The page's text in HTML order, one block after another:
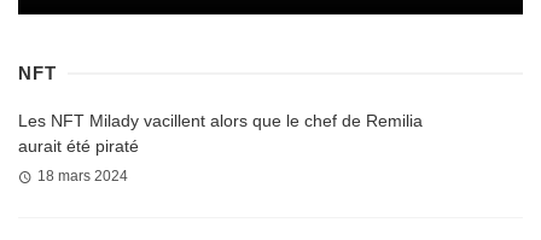
NFT
Les NFT Milady vacillent alors que le chef de Remilia
aurait été piraté
18 mars 2024